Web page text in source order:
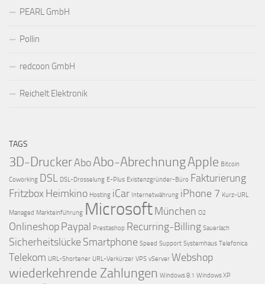
PEARL GmbH
Pollin
redcoon GmbH
Reichelt Elektronik
TAGS
3D-DruckerAboAbo-AbrechnungApple Bitcoin
Coworking DSL DSL-Drosselung E-Plus Existenzgründer-Büro Fakturierung
FritzboxHeimkino Hosting iCar Internetwährung iPhone 7 Kurz-URL
Managed Markteinführung MicrosoftMünchen O2
OnlineshopPaypal Prestashop Recurring-Billing Sauerlach
Sicherheitslücke Smartphone Speed Support Systemhaus Telefonica
Telekom URL-Shortener URL-Verkürzer VPS vServer Webshop
wiederkehrende Zahlungen Windows 8.1 Windows XP